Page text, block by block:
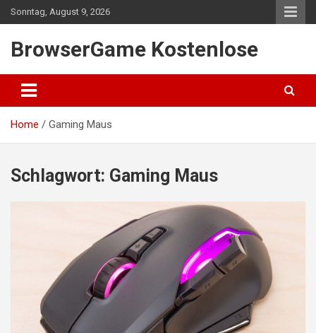
Skip
to
Sonntag, August 9, 2026
BrowserGame Kostenlose
Home Gaming Maus
Schlagwort: Gaming Maus